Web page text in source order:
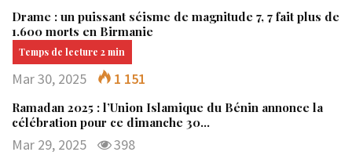
Drame : un puissant séisme de magnitude 7, 7 fait plus de
1.600 morts en Birmanie
Mar 30, 2025 1 151
Ramadan 2025 : l’Union Islamique du Bénin annonce la
célébration pour ce dimanche 30…
Mar 29, 2025 398